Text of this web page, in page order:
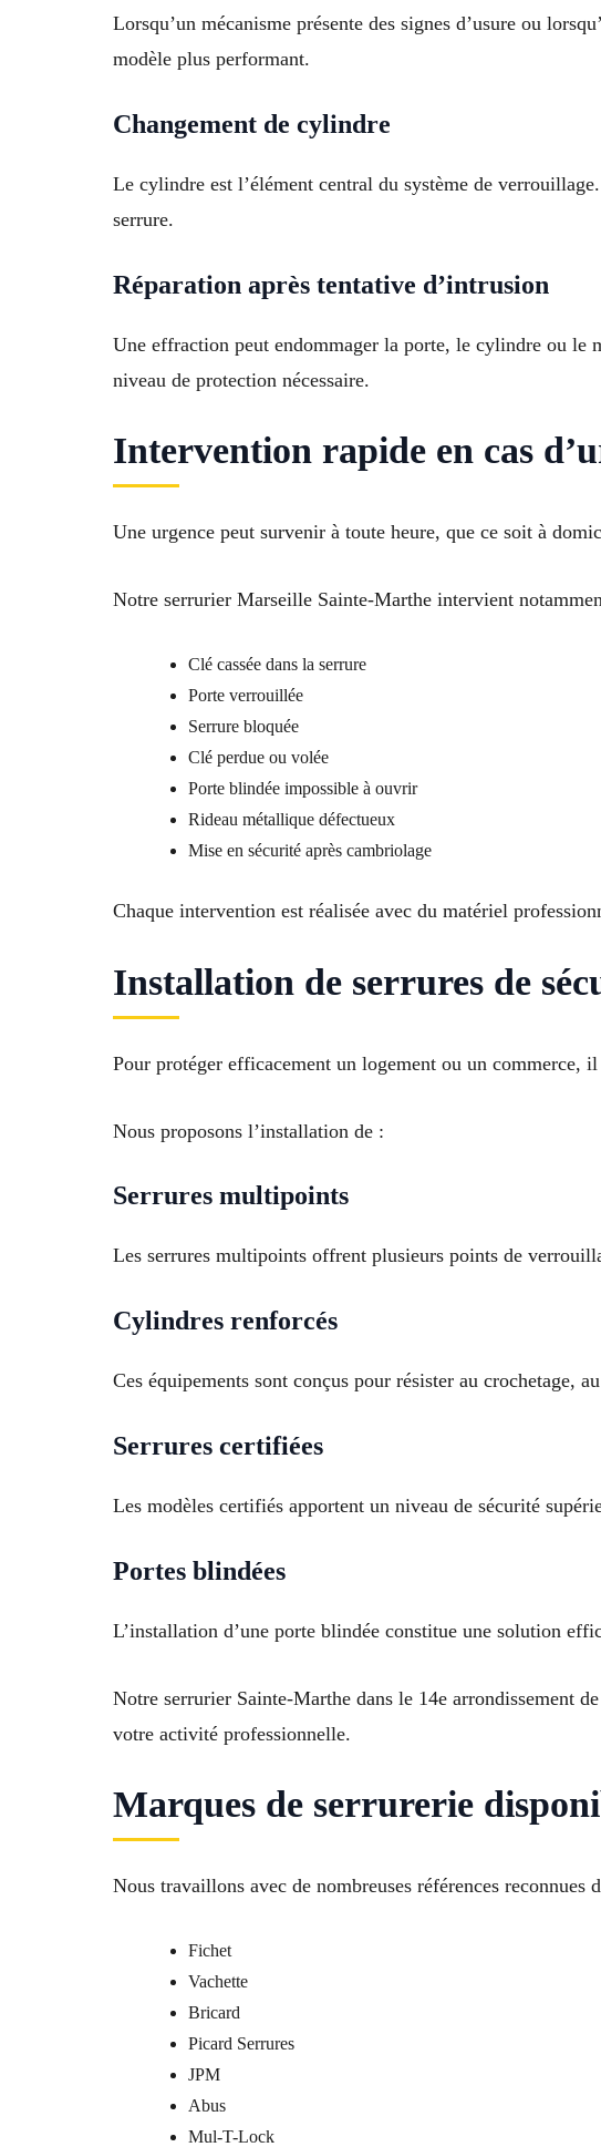
Lorsqu’un mécanisme présente des signes d’usure ou
modèle plus performant.
Changement de cylindre
Le cylindre est l’élément central du système de
serrure.
Réparation après tentative d’intrusion
Une effraction peut endommager la porte, le cylindre ou le
niveau de protection nécessaire.
Intervention rapide en cas
Une urgence peut survenir à toute heure, que ce soit à
Notre serrurier Marseille Sainte-Marthe intervient
Clé cassée dans la serrure
Porte verrouillée
Serrure bloquée
Clé perdue ou volée
Porte blindée impossible à ouvrir
Rideau métallique défectueux
Mise en sécurité après cambriolage
Chaque intervention est réalisée avec du matériel
Installation de serrures de
Pour protéger efficacement un logement ou un commerce,
Nous proposons l’installation de :
Serrures multipoints
Les serrures multipoints offrent plusieurs points de
Cylindres renforcés
Ces équipements sont conçus pour résister au crochetage,
Serrures certifiées
Les modèles certifiés apportent un niveau de sécurité
Portes blindées
L’installation d’une porte blindée constitue une solution
Notre serrurier Sainte-Marthe dans le 14e arrondissement
votre activité professionnelle.
Marques de serrurerie
Nous travaillons avec de nombreuses références reconnues
Fichet
Vachette
Bricard
Picard Serrures
JPM
Abus
Mul-T-Lock